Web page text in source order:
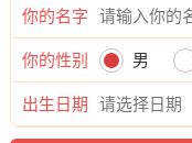
你的名字
你的性别 男
出生日期